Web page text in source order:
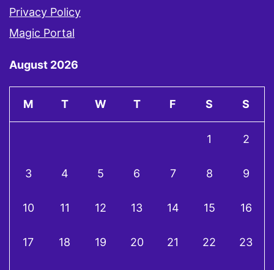
Privacy Policy
Magic Portal
August 2026
M T W T F S S
1 2
3 4 5 6 7 8 9
10 11 12 13 14 15 16
17 18 19 20 21 22 23